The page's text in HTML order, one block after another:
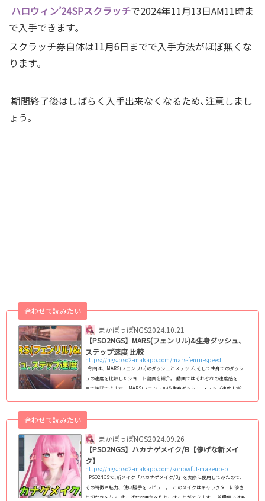
ハロウィン’24SPスクラッチで2024年11月13日AM11時ま
で入手できます｡
スクラッチ券自体は11月6日までで入手方法がほぼ無くな
ります｡
期間終了後はしばらく入手出来なくなるため､注意しまし
ょう｡
まかぽっぽNGS
合わせて読みたい
2024.10.21
【PSO2NGS】MARS(フェンリル)&生身ダッシュ､
ステップ速度 比較
https://ngs.pso2-makapo.com/mars-fenrir-speed
今回は、MARS(フェンリル)のダッシュとステップ､そして生身でのダッシ
ュの速度を比較したショート動画を紹介。 動画ではそれぞれの速度感を一
目で確認できます。 MARS(フェンリル)&生身ダッシュ､ステップ速度 比較
す。 どちらの動作がより素早く効率的に移動できるか、ぜひチェックしてみ
てください！ (adsbygoogle = w...
まかぽっぽNGS
合わせて読みたい
2024.09.26
【PSO2NGS】ハカナゲメイク/B【儚げな新メイ
ク】
https://ngs.pso2-makapo.com/sorrowful-makeup-b
PSO2NGSで､新メイク「ハカナゲメイク/B」を実際に使用してみたので、
その特徴や魅力、使い勝手をレビュー。 このメイクはキャラクターに儚さ
と切なさを与え､悲しげな雰囲気を作り出すことができます。 普段使いはも